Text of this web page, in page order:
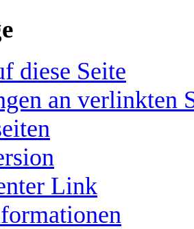
diese Seite
an verlinkten
Link